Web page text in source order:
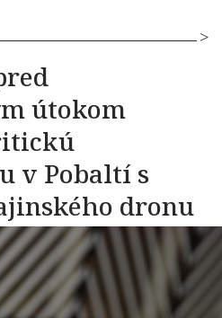
útokom
v Pobaltí s
dronu